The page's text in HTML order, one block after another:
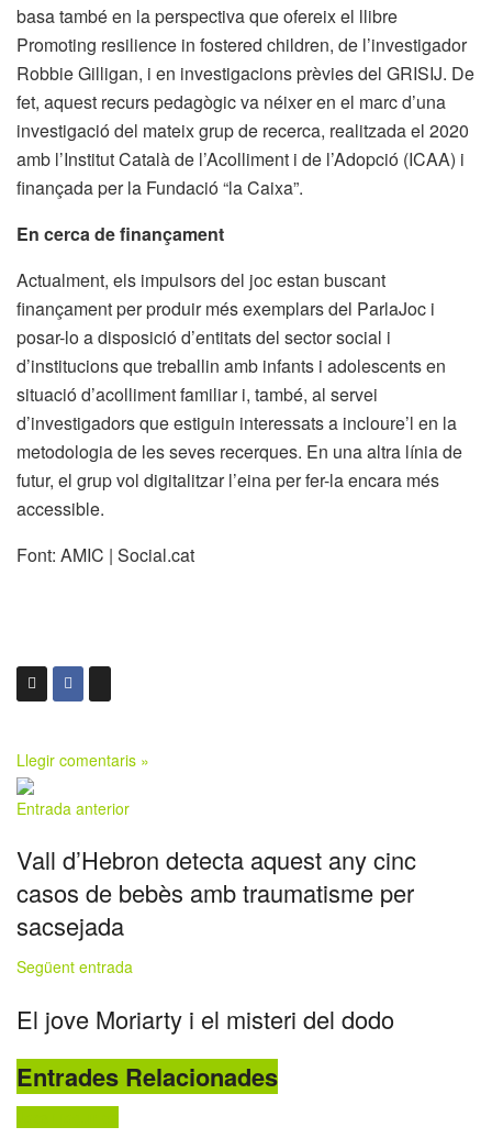
basa també en la perspectiva que ofereix el llibre
Promoting resilience in fostered children, de l’investigador
Robbie Gilligan, i en investigacions prèvies del GRISIJ. De
fet, aquest recurs pedagògic va néixer en el marc d’una
investigació del mateix grup de recerca, realitzada el 2020
amb l’Institut Català de l’Acolliment i de l’Adopció (ICAA) i
finançada per la Fundació “la Caixa”.
En cerca de finançament
Actualment, els impulsors del joc estan buscant
finançament per produir més exemplars del ParlaJoc i
posar-lo a disposició d’entitats del sector social i
d’institucions que treballin amb infants i adolescents en
situació d’acolliment familiar i, també, al servei
d’investigadors que estiguin interessats a incloure’l en la
metodologia de les seves recerques. En una altra línia de
futur, el grup vol digitalitzar l’eina per fer-la encara més
accessible.
Font: AMIC | Social.cat
Llegir comentaris »
Entrada anterior
Vall d’Hebron detecta aquest any cinc
casos de bebès amb traumatisme per
sacsejada
Següent entrada
El jove Moriarty i el misteri del dodo
Entrades Relacionades